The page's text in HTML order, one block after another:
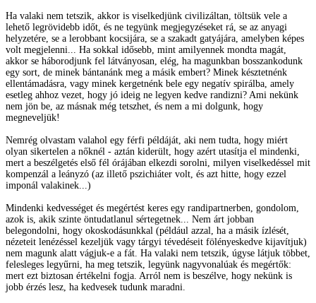
Ha valaki nem tetszik, akkor is viselkedjünk civilizáltan, töltsük vele a
lehető legrövidebb időt, és ne tegyünk megjegyzéseket rá, se az anyagi
helyzetére, se a lerobbant kocsijára, se a szakadt gatyájára, amelyben képes
volt megjelenni... Ha sokkal idősebb, mint amilyennek mondta magát,
akkor se háborodjunk fel látványosan, elég, ha magunkban bosszankodunk
egy sort, de minek bántanánk meg a másik embert? Minek késztetnénk
ellentámadásra, vagy minek kergetnénk bele egy negatív spirálba, amely
esetleg ahhoz vezet, hogy jó ideig ne legyen kedve randizni? Ami nekünk
nem jön be, az másnak még tetszhet, és nem a mi dolgunk, hogy
megneveljük!
Nemrég olvastam valahol egy férfi példáját, aki nem tudta, hogy miért
olyan sikertelen a nőknél - aztán kiderült, hogy azért utasítja el mindenki,
mert a beszélgetés első fél órájában elkezdi sorolni, milyen viselkedéssel mit
kompenzál a leányzó (az illető pszichiáter volt, és azt hitte, hogy ezzel
imponál valakinek...)
Mindenki kedvességet és megértést keres egy randipartnerben, gondolom,
azok is, akik szinte öntudatlanul sértegetnek... Nem árt jobban
belegondolni, hogy okoskodásunkkal (például azzal, ha a másik ízlését,
nézeteit lenézéssel kezeljük vagy tárgyi tévedéseit fölényeskedve kijavítjuk)
nem magunk alatt vágjuk-e a fát. Ha valaki nem tetszik, úgyse látjuk többet,
felesleges legyűrni, ha meg tetszik, legyünk nagyvonalúak és megértők:
mert ezt biztosan értékelni fogja. Arról nem is beszélve, hogy nekünk is
jobb érzés lesz, ha kedvesek tudunk maradni.